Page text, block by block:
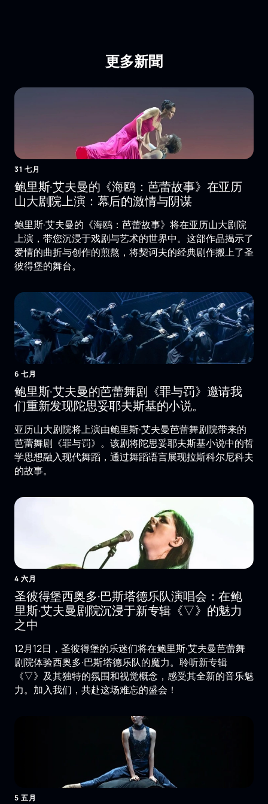
更多新聞
31 七月
鲍里斯·艾夫曼的《海鸥：芭蕾故事》在亚历
山大剧院上演：幕后的激情与阴谋
鲍里斯·艾夫曼的《海鸥：芭蕾故事》将在亚历山大剧院
上演，带您沉浸于戏剧与艺术的世界中。这部作品揭示了
爱情的曲折与创作的煎熬，将契诃夫的经典剧作搬上了圣
彼得堡的舞台。
6 七月
鲍里斯·艾夫曼的芭蕾舞剧《罪与罚》邀请我
们重新发现陀思妥耶夫斯基的小说。
亚历山大剧院将上演由鲍里斯·艾夫曼芭蕾舞剧院带来的
芭蕾舞剧《罪与罚》。该剧将陀思妥耶夫斯基小说中的哲
学思想融入现代舞蹈，通过舞蹈语言展现拉斯科尔尼科夫
的故事。
4 六月
圣彼得堡西奥多·巴斯塔德乐队演唱会：在鲍
里斯·艾夫曼剧院沉浸于新专辑《▽》的魅力
之中
12月12日，圣彼得堡的乐迷们将在鲍里斯·艾夫曼芭蕾舞
剧院体验西奥多·巴斯塔德乐队的魔力。聆听新专辑
《▽》及其独特的氛围和视觉概念，感受其全新的音乐魅
力。加入我们，共赴这场难忘的盛会！
5 五月